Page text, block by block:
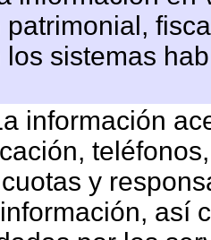
los sistemas
información
y
así